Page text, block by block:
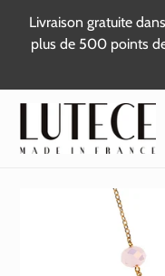
contenu
Livraison gratuite
plus de 500 points